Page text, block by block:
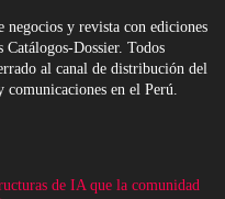
negocios y revista con ediciones
Catálogos-Dossier. Todos
al canal de distribución del
en el Perú.
de IA que la comunidad